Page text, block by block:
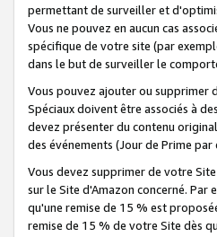
permettant de surveiller et
Vous ne pouvez en aucun cas
spécifique de votre site (par
dans le but de surveiller le
Vous pouvez ajouter ou supprimer
Spéciaux doivent être associés à
devez présenter du contenu
des événements (Jour de Prime
Vous devez supprimer de votre
sur le Site d'Amazon concerné.
qu'une remise de 15 % est
remise de 15 % de votre Site dès